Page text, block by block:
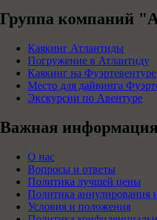
Группа компаний
Каякинг Атлантиды
Погружение в Атлантиду
Каякинг на Фуэртевентуре
Место для дайвинга
Экскурсии по Авентуре
Важная
О нас
Вопросы и ответы
Политика лучшей цены
Политика аннулирования
Условия и положения